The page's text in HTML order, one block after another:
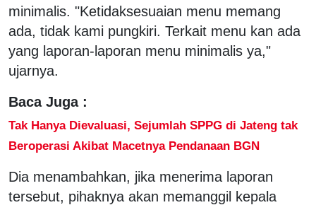
minimalis. "Ketidaksesuaian menu memang
ada, tidak kami pungkiri. Terkait menu kan ada
yang laporan-laporan menu minimalis ya,"
ujarnya.
Baca Juga :
Tak Hanya Dievaluasi, Sejumlah SPPG di Jateng tak
Beroperasi Akibat Macetnya Pendanaan BGN
Dia menambahkan, jika menerima laporan
tersebut, pihaknya akan memanggil kepala